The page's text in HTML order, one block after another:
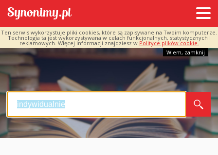
Ten serwis wykorzystuje pliki cookies, które są zapisywane na Twoim komputerze.
Technologia ta jest wykorzystywana w celach funkcjonalnych, statystycznych i
reklamowych. Więcej informacji znajdziesz w Polityce plików cookie.
Wiem, zamknij